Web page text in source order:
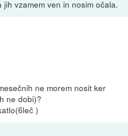
vzamem ven in nosim očala.
ne morem nosit ker
ne dobi)?
)